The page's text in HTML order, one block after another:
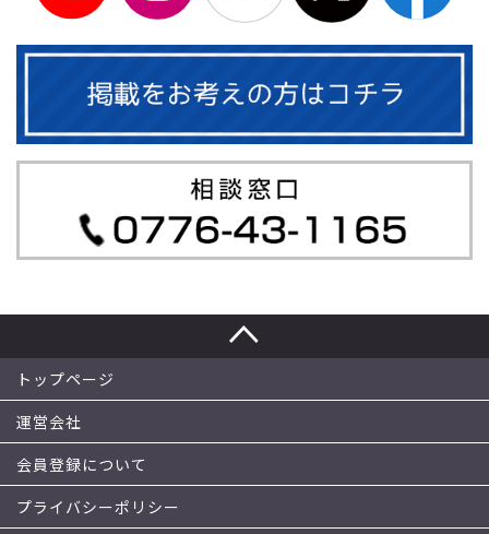
トップページ
運営会社
会員登録について
プライバシーポリシー